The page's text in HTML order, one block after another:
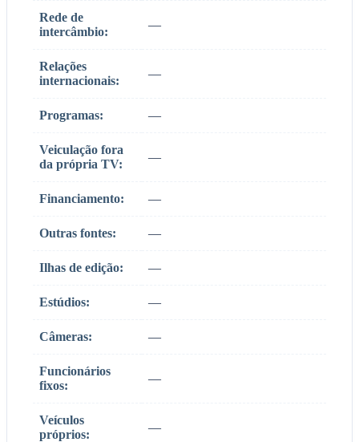
Rede de
intercâmbio:
—
Relações
internacionais:
—
Programas: —
Veiculação fora
da própria TV:
—
Financiamento: —
Outras fontes: —
Ilhas de edição: —
Estúdios: —
Câmeras: —
Funcionários
fixos:
—
Veículos
próprios:
—